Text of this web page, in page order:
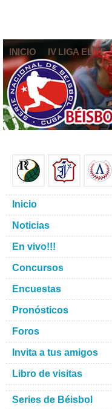
INICIO IV LIGA ELITE
Inicio
Noticias
En vivo!!!
Concursos
Encuestas
Pronósticos
Foros
Invita a tus amigos
Libro de visitas
Series de Béisbol